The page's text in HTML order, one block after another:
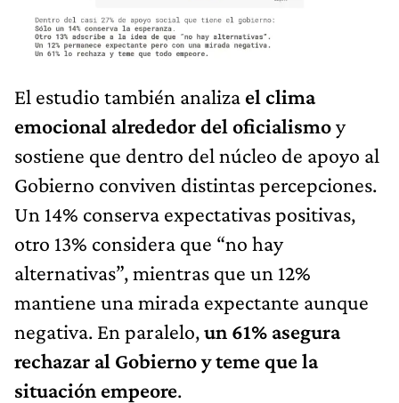
El estudio también analiza el clima
emocional alrededor del oficialismoy
sostiene que dentro del núcleo de apoyo al
Gobierno conviven distintas percepciones.
Un 14% conserva expectativas positivas,
otro 13% considera que “no hay
alternativas”, mientras que un 12%
mantiene una mirada expectante aunque
negativa. En paralelo,un 61% asegura
rechazar al Gobierno y teme que la
situación empeore.